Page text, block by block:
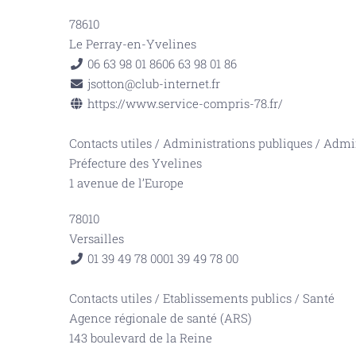
78610
Le Perray-en-Yvelines
06 63 98 01 8606 63 98 01 86
jsotton@club-internet.fr
https://www.service-compris-78.fr/
Contacts utiles / Administrations publiques /
Préfecture des Yvelines
1 avenue de l’Europe
78010
Versailles
01 39 49 78 0001 39 49 78 00
Contacts utiles / Etablissements publics / Santé
Agence régionale de santé (ARS)
143 boulevard de la Reine